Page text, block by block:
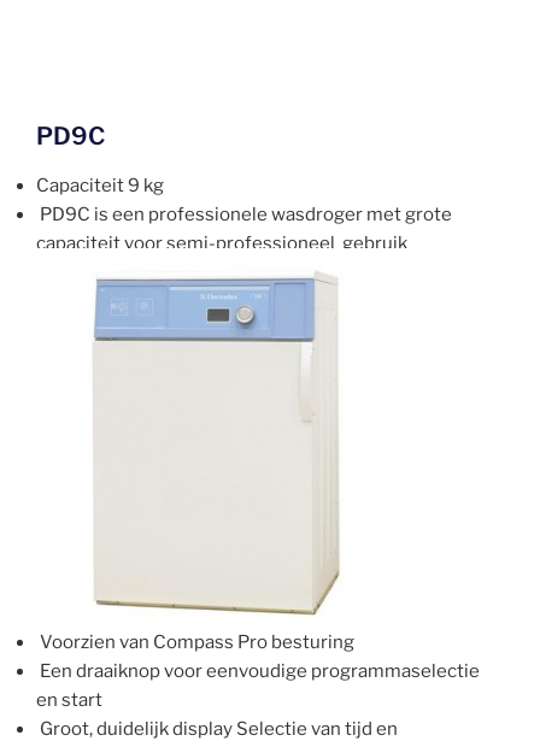
PD9C
Capaciteit 9 kg
PD9C is een professionele wasdroger met grote
capaciteit voor semi-professioneel gebruik
Voorzien van Compass Pro besturing
Een draaiknop voor eenvoudige programmaselectie
en start
Groot, duidelijk display Selectie van tijd en